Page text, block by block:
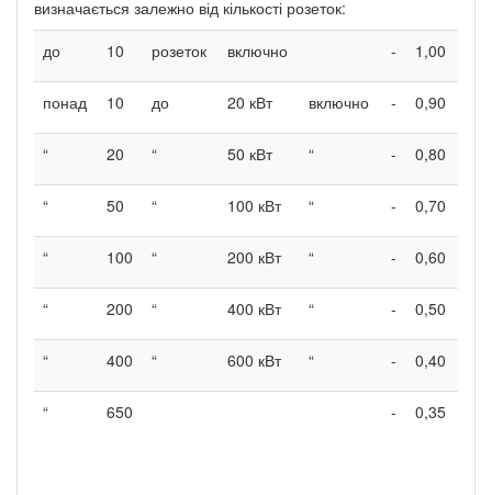
визначається залежно від кількості розеток:
до
10 розеток включно - 1,00
понад 10 до 20 кВт включно - 0,90
“ 20 “ 50 кВт “ - 0,80
“ 50 “ 100 кВт “ - 0,70
“ 100 “ 200 кВт “ - 0,60
“ 200 “ 400 кВт “ - 0,50
“ 400 “ 600 кВт “ - 0,40
“ 650 - 0,35